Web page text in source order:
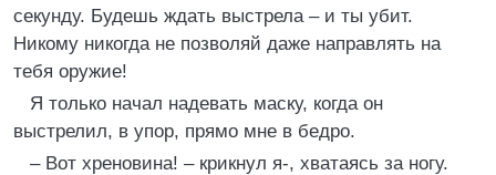
секунду. Будешь ждать выстрела – и ты убит.
Никому никогда не позволяй даже направлять на
тебя оружие!
Я только начал надевать маску, когда он
выстрелил, в упор, прямо мне в бедро.
– Вот хреновина! – крикнул я-, хватаясь за ногу.